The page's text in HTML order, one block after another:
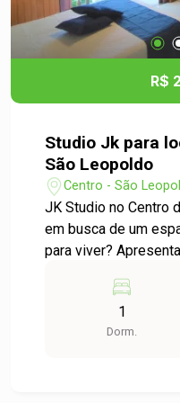
um dos melhores
Agende uma visita
lar! Para mais
R$
Studio Jk para
São Leopoldo
Centro - São
JK Studio no Centro de
em busca de um
para viver?
bairro Centro. Detalhes do Imóvel: - Tipo: JK
Studio - Dormitórios:
Características do
1
Dorm.